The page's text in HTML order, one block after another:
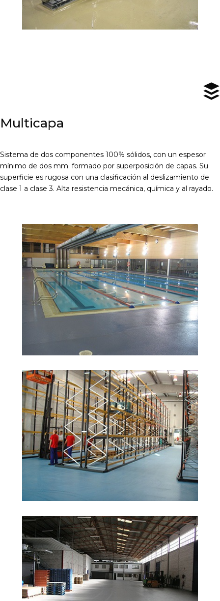

Multicapa
Sistema de dos componentes 100% sólidos, con un espesor
mínimo de dos mm. formado por superposición de capas. Su
superficie es rugosa con una clasificación al deslizamiento de
clase 1 a clase 3. Alta resistencia mecánica, química y al rayado.